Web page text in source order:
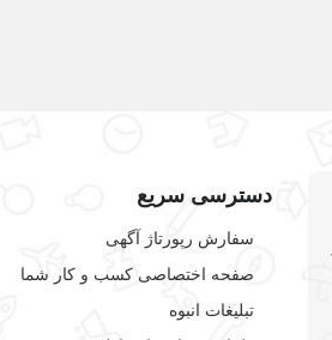
دسترسی سریع
سفارش رپورتاژ آگهی
صفحه اختصاصی کسب و کار شما
تبلیغات انبوه